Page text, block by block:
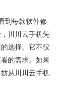
到每款软件都
川川云手机凭
选择。它不仅
的需求。如果
从川川云手机